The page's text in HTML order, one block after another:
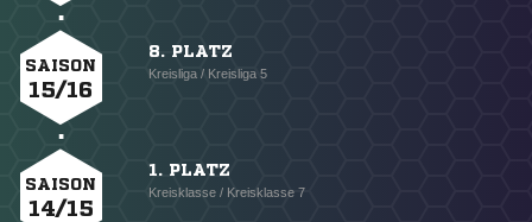
SAISON
15/16
8. PLATZ
Kreisliga / Kreisliga 5
SAISON
14/15
1. PLATZ
Kreisklasse / Kreisklasse 7